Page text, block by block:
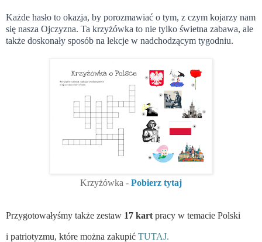
Każde hasło to okazja, by porozmawiać o tym, z czym kojarzy nam
się nasza Ojczyzna. Ta krzyżówka to nie tylko świetna zabawa, ale
także doskonały sposób na lekcje w nadchodzącym tygodniu.
Krzyżówka - Pobierz tytaj
Przygotowałyśmy także zestaw 17 kart pracy w temacie Polski
i patriotyzmu, które można zakupić TUTAJ.